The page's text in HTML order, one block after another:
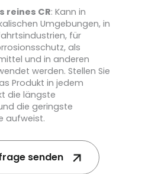
reines CR: Kann in
Umgebungen, in
für
als
und in anderen
werden. Stellen Sie
Produkt in jedem
die längste
die geringste
aufweist.
senden